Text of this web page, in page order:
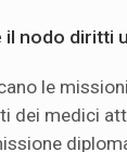
il nodo diritti
le
dei medici